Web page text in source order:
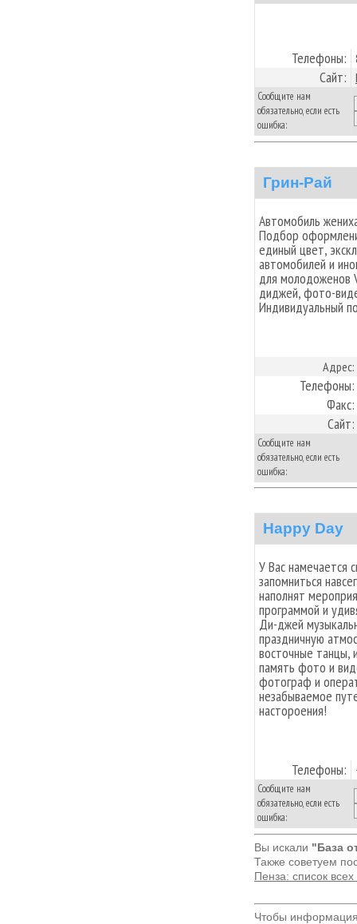
Телефоны:
Сайт:
Сообщите нам
обязательно, если есть
ошибка:
Грин-Рай
Автомобиль
Подбор
единый цвет,
автомобилей и
для молодоженов
диджей, фото-
Индивидуальный
Адрес:
Телефоны:
Факс:
Сайт:
Сообщите нам
обязательно, если есть
ошибка:
Happy Day
У Вас намечается
запомниться
наполнят
программой и
Ди-джей
праздничную
восточные танцы,
память фото и
фотограф и
незабываемое
настороения!
Телефоны:
Сообщите нам
обязательно, если есть
ошибка:
Вы искали "База
Также советуем
Пенза: список
Чтобы